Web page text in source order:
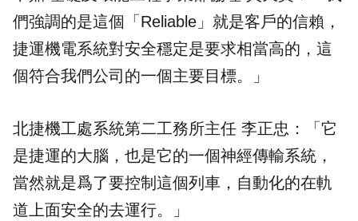
們強調的是這個「Reliable」就是客戶的信賴，
捷運機電系統對安全穩定是要求相當高的，這
個符合我們公司的一個主要目標。」
北捷機工處系統第二工務所主任 李正忠：「它
是捷運的大腦，也是它的一個神經傳輸系統，
當然就是爲了要控制這個列車，自動化的在軌
道上面安全的去運行。」